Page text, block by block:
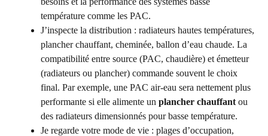
température comme les PAC.
J’inspecte la distribution : radiateurs hautes températures,
plancher chauffant, cheminée, ballon d’eau chaude. La
compatibilité entre source (PAC, chaudière) et émetteur
(radiateurs ou plancher) commande souvent le choix
final. Par exemple, une PAC air-eau sera nettement plus
performante si elle alimente un plancher chauffant ou
des radiateurs dimensionnés pour basse température.
Je regarde votre mode de vie : plages d’occupation,